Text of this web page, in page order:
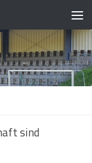
sind